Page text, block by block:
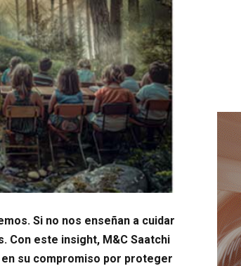
Si no nos enseñan a cuidar
Con este insight, M&C Saatchi
en su compromiso por proteger